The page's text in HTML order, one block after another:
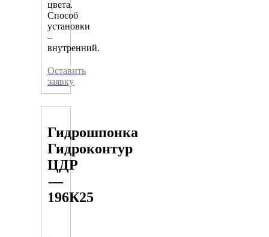
цвета.
Способ
установки
–
внутренний.
Оставить
заявку
Гидрошпонка
Гидроконтур
ЦДР
—
196К25